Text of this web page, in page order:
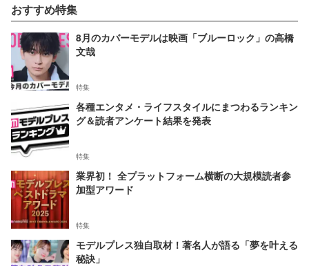
おすすめ特集
8月のカバーモデルは映画「ブルーロック」の高橋
文哉
特集
各種エンタメ・ライフスタイルにまつわるランキン
グ＆読者アンケート結果を発表
特集
業界初！ 全プラットフォーム横断の大規模読者参
加型アワード
特集
モデルプレス独自取材！著名人が語る「夢を叶える
秘訣」